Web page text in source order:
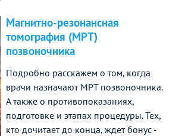
Магнитно-резонансная
томография (МРТ)
позвоночника
Подробно расскажем о том, когда
врачи назначают МРТ позвоночника.
А также о противопоказаниях,
подготовке и этапах процедуры. Тех,
кто дочитает до конца, ждет бонус -